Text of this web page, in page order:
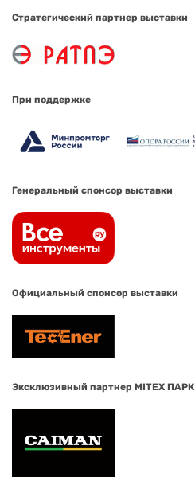
Стратегический партнер выставки
При поддержке
Генеральный спонсор выставки
Официальный спонсор выставки
Эксклюзивный партнер MITEX ПАРК